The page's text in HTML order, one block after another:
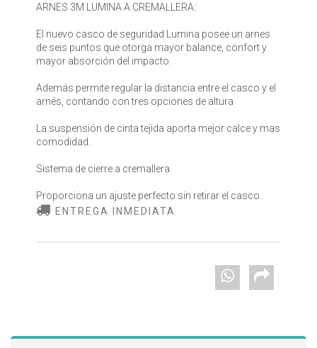
ARNES 3M LUMINA A CREMALLERA:
El nuevo casco de seguridad Lumina posee un arnes
de seis puntos que otorga mayor balance, confort y
mayor absorción del impacto.
Además permite regular la distancia entre el casco y el
arnés, contando con tres opciones de altura
La suspensión de cinta tejida aporta mejor calce y mas
comodidad.
Sistema de cierre a cremallera.
Proporciona un ajuste perfecto sin retirar el casco.
ENTREGA INMEDIATA